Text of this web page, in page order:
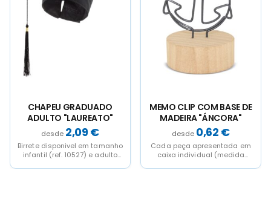
CHAPEU GRADUADO
ADULTO "LAUREATO"
2,09€
Birrete disponivel em tamanho
infantil (ref. 10527) e adulto
MEMO CLIP COM BASE DE
MADEIRA "ÁNCORA"
0,62 €
Cada peça apresentada em
caixa individual (medida